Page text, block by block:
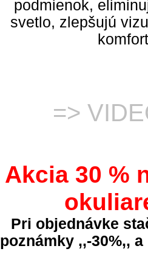
podmienok,
svetlo, zlepšujú
=>
Akcia 30 %
Pri objednávke
poznámky ,,-30%,,